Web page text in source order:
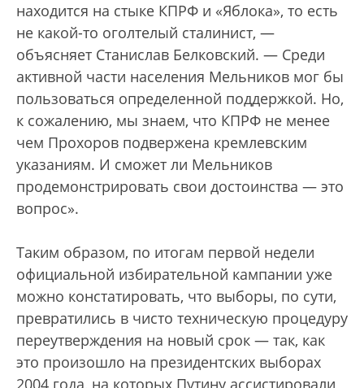
находится на стыке КПРФ и «Яблока», то есть
не какой-то оголтелый сталинист, —
объясняет Станислав Белковский. — Среди
активной части населения Мельников мог бы
пользоваться определенной поддержкой. Но,
к сожалению, мы знаем, что КПРФ не менее
чем Прохоров подвержена кремлевским
указаниям. И сможет ли Мельников
продемонстрировать свои достоинства — это
вопрос».
Таким образом, по итогам первой недели
официальной избирательной кампании уже
можно констатировать, что выборы, по сути,
превратились в чисто техническую процедуру
переутверждения на новый срок — так, как
это произошло на президентских выборах